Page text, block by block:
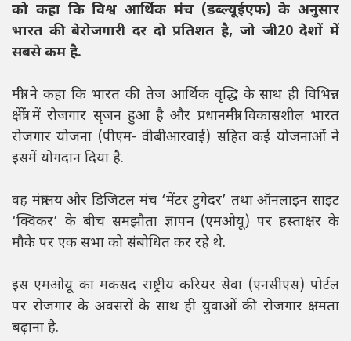
को कहा कि विश्व आर्थिक मंच (डब्ल्यूईएफ) के अनुसार
भारत की बेरोजगारी दर दो प्रतिशत है, जो जी20 देशों में
सबसे कम है.
मंत्री ने कहा कि भारत की तेज आर्थिक वृद्धि के साथ ही विभिन्न
क्षेत्रों में रोजगार सृजन हुआ है और प्रधानमंत्री विकासशील भारत
रोजगार योजना (पीएम- वीबीआरवाई) सहित कई योजनाओं ने
इसमें योगदान दिया है.
वह मंत्रालय और डिजिटल मंच ‘मेंटर टुगेदर’ तथा ऑनलाइन साइट
‘क्विकर’ के बीच समझौता ज्ञापन (एमओयू) पर हस्ताक्षर के
मौके पर एक सभा को संबोधित कर रहे थे.
इस एमओयू का मकसद राष्ट्रीय करियर सेवा (एनसीएस) पोर्टल
पर रोजगार के अवसरों के साथ ही युवाओं की रोजगार क्षमता
बढ़ाना है.